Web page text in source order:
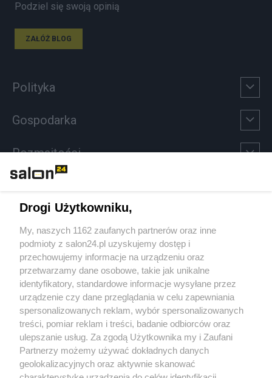
Podziel się swoją opinią
ZAŁÓŻ BLOG
Polityka
Gospodarka
Rozmaitości
Sport
Społeczeństwo
Kultura
X Facebook Instagram Youtube
Drogi Użytkowniku,
My, naszych 1162 zaufanych partnerów oraz inne
podmioty z salon24.pl uzyskujemy dostęp i
przechowujemy informacje na urządzeniu oraz
przetwarzamy dane osobowe, takie jak unikalne
identyfikatory, standardowe informacje wysyłane przez
urządzenie czy dane przeglądania w celu zapewniania
spersonalizowanych reklam, wybór spersonalizowanych
treści, pomiar reklam i treści, badanie odbiorców oraz
ulepszanie usług. Za zgodą Użytkownika my i Zaufani
Partnerzy możemy używać dokładnych danych
geolokalizacyjnych oraz aktywnie skanować